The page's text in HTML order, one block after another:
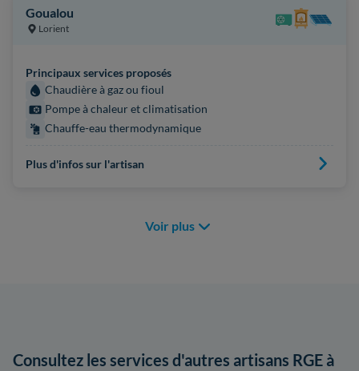
Goualou
Lorient
Principaux services proposés
Chaudière à gaz ou fioul
Pompe à chaleur et climatisation
Chauffe-eau thermodynamique
Plus d'infos sur l'artisan
Voir plus
Consultez les services d'autres artisans RGE à